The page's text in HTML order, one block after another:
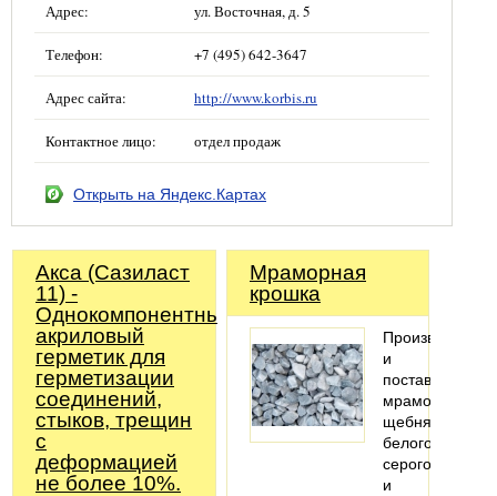
Адрес: ул. Восточная, д. 5
Телефон: +7 (495) 642-3647
Адрес сайта: http://www.korbis.ru
Контактное лицо: отдел продаж
Открыть на Яндекс.Картах
Акса (Сазиласт
11) -
Однокомпонентный
акриловый
герметик для
герметизации
соединений,
стыков, трещин
с
деформацией
не более 10%.
Мраморная
крошка
Производство
и
поставки
мраморного
щебня
белого,
серого
и